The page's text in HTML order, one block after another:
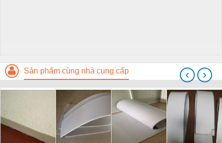
Sản phẩm cùng nhà cung cấp ‹ ›